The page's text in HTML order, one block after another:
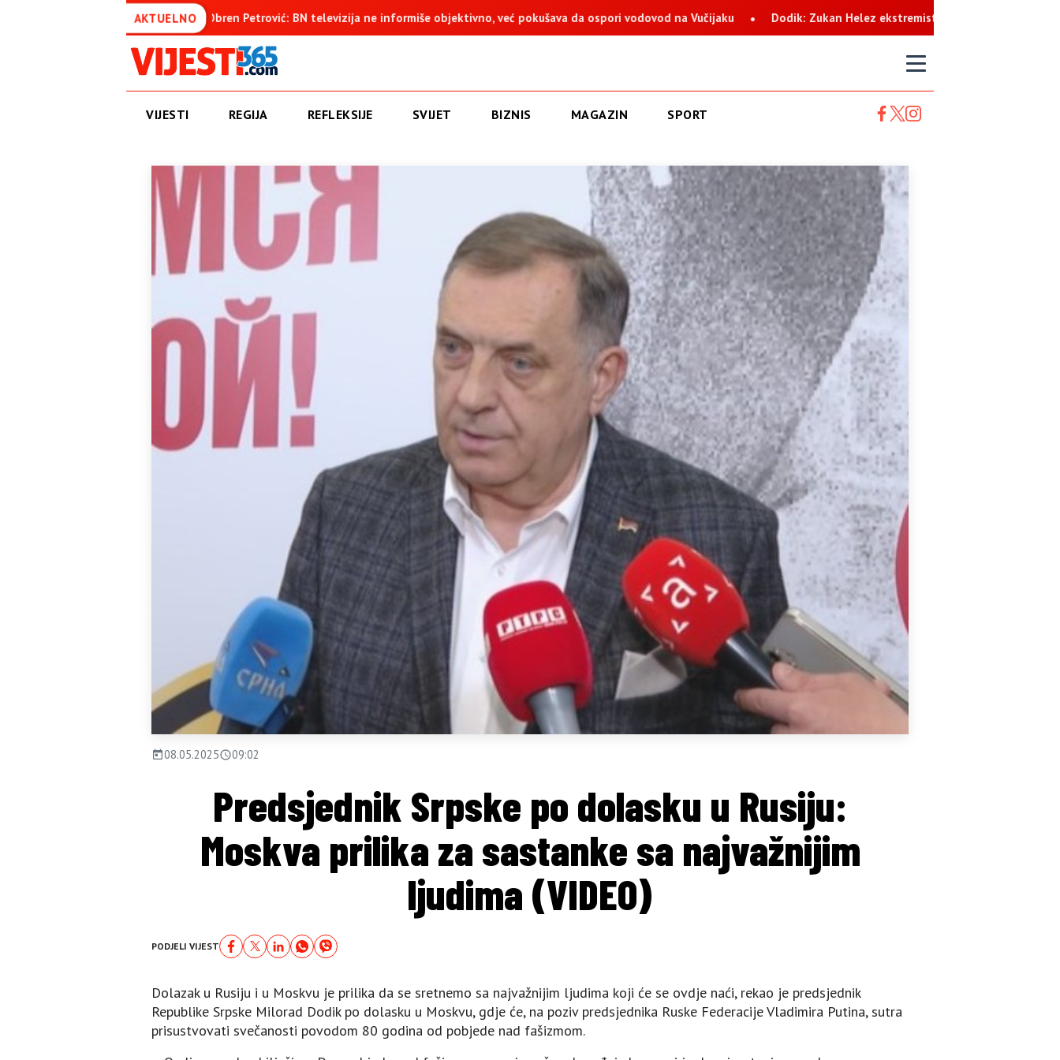
AKTUELNO
Obren Petrović: BN televizija ne informiše objektivno, već pokušava da ospori vodovod na Vučijaku Dodik: Zukan Helez ekstremista koji svaku priliku koristi za netrpeljivost prema
VIJESTI REGIJA REFLEKSIJE SVIJET BIZNIS MAGAZIN SPORT
08.05.2025 09:02
Predsjednik Srpske po dolasku u Rusiju:
Moskva prilika za sastanke sa najvažnijim
ljudima (VIDEO)
PODJELI VIJEST
Dolazak u Rusiju i u Moskvu je prilika da se sretnemo sa najvažnijim ljudima koji će se ovdje naći, rekao je predsjednik
Republike Srpske Milorad Dodik po dolasku u Moskvu, gdje će, na poziv predsjednika Ruske Federacije Vladimira Putina, sutra
prisustvovati svečanosti povodom 80 godina od pobjede nad fašizmom.